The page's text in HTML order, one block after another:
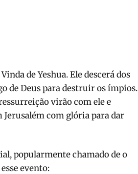
de Yeshua. Ele descerá dos
de Deus para destruir os ímpios.
virão com ele e
Jerusalém com glória para dar
popularmente chamado de o
evento: